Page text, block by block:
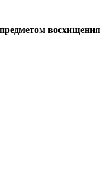
предметом восхищения